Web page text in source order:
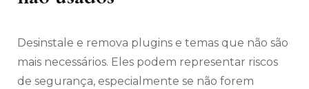
Desinstale e remova plugins e temas que não são
mais necessários. Eles podem representar riscos
de segurança, especialmente se não forem